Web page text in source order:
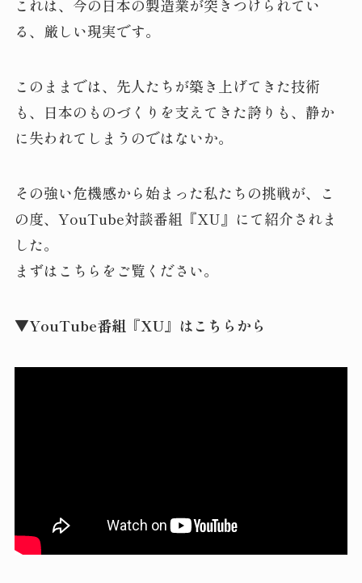
これは、今の日本の製造業が突きつけられてい
る、厳しい現実です。
このままでは、先人たちが築き上げてきた技術
も、日本のものづくりを支えてきた誇りも、静か
に失われてしまうのではないか。
その強い危機感から始まった私たちの挑戦が、こ
の度、YouTube対談番組『XU』にて紹介されま
した。
まずはこちらをご覧ください。
▼YouTube番組『XU』はこちらから